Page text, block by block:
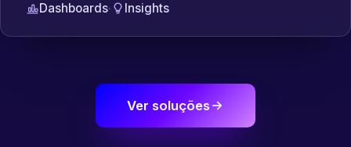
Dashboards· Insights
Ver soluções